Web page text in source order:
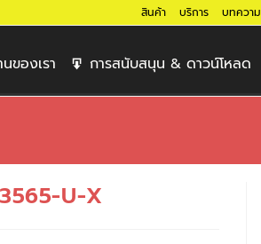
สินค้า บริการ บทความ
ของเรา การสนับสนุน & ดาวน์โหลด
U-X